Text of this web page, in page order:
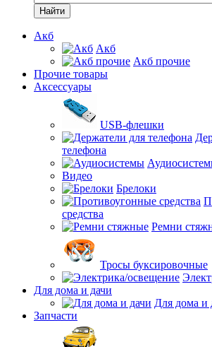
Найти
Акб
Акб
Акб прочие
Прочие товары
Аксессуары
USB-флешки
телефона
Видео
Брелоки
средства
Ремни
Тросы буксировочные
Для дома и дачи
Для дома и
Запчасти